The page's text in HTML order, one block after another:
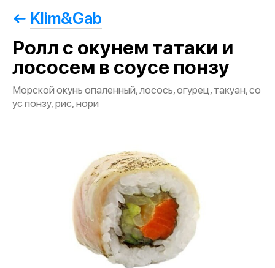
Klim&Gab
Ролл с окунем татаки и
лососем в соусе понзу
Морской окунь опаленный, лосось, огурец, такуан, со
ус понзу, рис, нори